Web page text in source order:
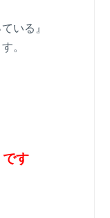
いる』
。
です